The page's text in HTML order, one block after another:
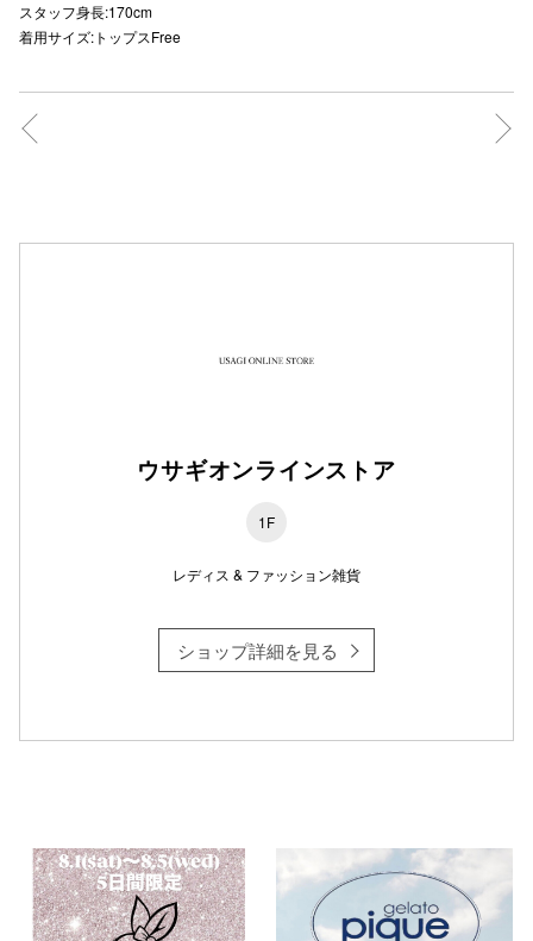
スタッフ身長:170cm
着用サイズ:トップスFree
ウサギオンラインストア
1F
レディス & ファッション雑貨
ショップ詳細を見る